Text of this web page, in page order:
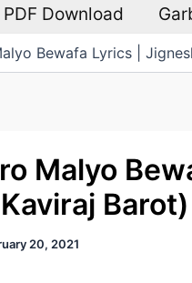
PDF Download
Bewafa Lyrics |
Malyo
Barot)
20, 2021